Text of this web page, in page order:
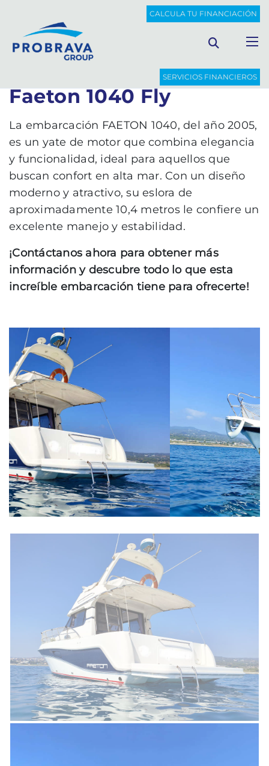
CALCULA TU FINANCIACIÓN
SERVICIOS FINANCIEROS
FAETON 1040 FLY
Volver al listado
Faeton 1040 Fly
La embarcación FAETON 1040, del año 2005,
es un yate de motor que combina elegancia
y funcionalidad, ideal para aquellos que
buscan confort en alta mar. Con un diseño
moderno y atractivo, su eslora de
aproximadamente 10,4 metros le confiere un
excelente manejo y estabilidad.
¡Contáctanos ahora para obtener más
información y descubre todo lo que esta
increíble embarcación tiene para ofrecerte!